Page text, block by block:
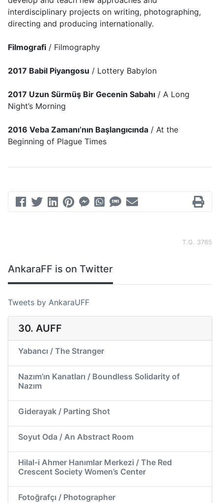
interdisciplinary projects on writing, photographing,
directing and producing internationally.
Filmografi / Filmography
2017 Babil Piyangosu / Lottery Babylon
2017 Uzun Sürmüş Bir Gecenin Sabahı / A Long
Night’s Morning
2016 Veba Zamanı’nın Başlangıcında / At the
Beginning of Plague Times
T.G. 3765
AnkaraFF is on Twitter
Tweets by AnkaraUFF
30. AUFF
Yabancı / The Stranger
Nazım’ın Kanatları / Boundless Solidarity of
Nazım
Giderayak / Parting Shot
Soyut Oda / An Abstract Room
Hilal-i Ahmer Hanımlar Merkezi / The Red
Crescent Society Women’s Center
Fotoğrafçı / Photographer